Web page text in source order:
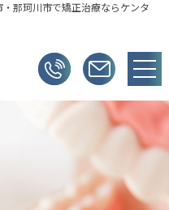
那珂川市で矯正治療ならケンタ